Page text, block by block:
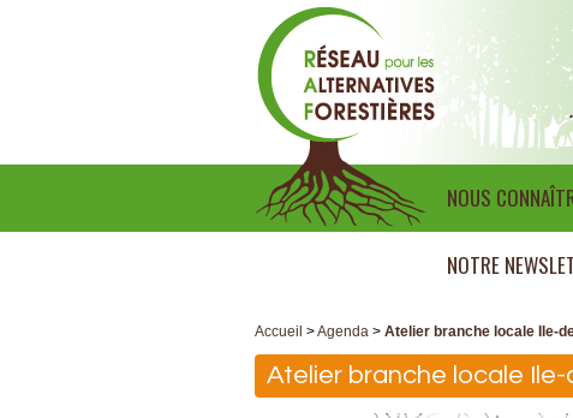
NOUS
NOTRE
Accueil >Agenda > Atelier branche locale Ile-
Atelier branche locale Ile-